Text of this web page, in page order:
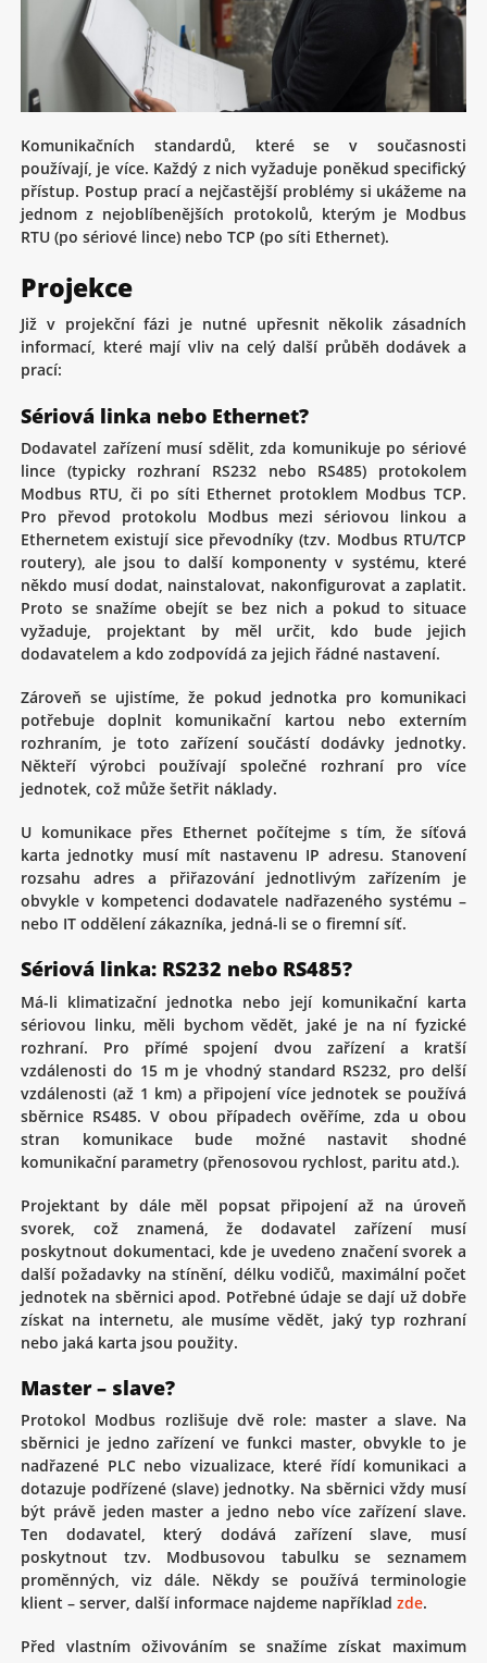
Komunikačních standardů, které se v současnosti
používají, je více. Každý z nich vyžaduje poněkud specifický
přístup. Postup prací a nejčastější problémy si ukážeme na
jednom z nejoblíbenějších protokolů, kterým je Modbus
RTU (po sériové lince) nebo TCP (po síti Ethernet).
Projekce
Již v projekční fázi je nutné upřesnit několik zásadních
informací, které mají vliv na celý další průběh dodávek a
prací:
Sériová linka nebo Ethernet?
Dodavatel zařízení musí sdělit, zda komunikuje po sériové
lince (typicky rozhraní RS232 nebo RS485) protokolem
Modbus RTU, či po síti Ethernet protoklem Modbus TCP.
Pro převod protokolu Modbus mezi sériovou linkou a
Ethernetem existují sice převodníky (tzv. Modbus RTU/TCP
routery), ale jsou to další komponenty v systému, které
někdo musí dodat, nainstalovat, nakonfigurovat a zaplatit.
Proto se snažíme obejít se bez nich a pokud to situace
vyžaduje, projektant by měl určit, kdo bude jejich
dodavatelem a kdo zodpovídá za jejich řádné nastavení.
Zároveň se ujistíme, že pokud jednotka pro komunikaci
potřebuje doplnit komunikační kartou nebo externím
rozhraním, je toto zařízení součástí dodávky jednotky.
Někteří výrobci používají společné rozhraní pro více
jednotek, což může šetřit náklady.
U komunikace přes Ethernet počítejme s tím, že síťová
karta jednotky musí mít nastavenu IP adresu. Stanovení
rozsahu adres a přiřazování jednotlivým zařízením je
obvykle v kompetenci dodavatele nadřazeného systému –
nebo IT oddělení zákazníka, jedná-li se o firemní síť.
Sériová linka: RS232 nebo RS485?
Má-li klimatizační jednotka nebo její komunikační karta
sériovou linku, měli bychom vědět, jaké je na ní fyzické
rozhraní. Pro přímé spojení dvou zařízení a kratší
vzdálenosti do 15 m je vhodný standard RS232, pro delší
vzdálenosti (až 1 km) a připojení více jednotek se používá
sběrnice RS485. V obou případech ověříme, zda u obou
stran komunikace bude možné nastavit shodné
komunikační parametry (přenosovou rychlost, paritu atd.).
Projektant by dále měl popsat připojení až na úroveň
svorek, což znamená, že dodavatel zařízení musí
poskytnout dokumentaci, kde je uvedeno značení svorek a
další požadavky na stínění, délku vodičů, maximální počet
jednotek na sběrnici apod. Potřebné údaje se dají už dobře
získat na internetu, ale musíme vědět, jaký typ rozhraní
nebo jaká karta jsou použity.
Master – slave?
Protokol Modbus rozlišuje dvě role: master a slave. Na
sběrnici je jedno zařízení ve funkci master, obvykle to je
nadřazené PLC nebo vizualizace, které řídí komunikaci a
dotazuje podřízené (slave) jednotky. Na sběrnici vždy musí
být právě jeden master a jedno nebo více zařízení slave.
Ten dodavatel, který dodává zařízení slave, musí
poskytnout tzv. Modbusovou tabulku se seznamem
proměnných, viz dále. Někdy se používá terminologie
klient – server, další informace najdeme například zde.
Před vlastním oživováním se snažíme získat maximum